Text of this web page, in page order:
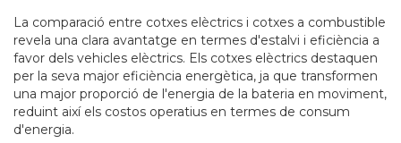
La comparació entre cotxes elèctrics i cotxes a combustible
revela una clara avantatge en termes d'estalvi i eficiència a
favor dels vehicles elèctrics. Els cotxes elèctrics destaquen
per la seva major eficiència energètica, ja que transformen
una major proporció de l'energia de la bateria en moviment,
reduint així els costos operatius en termes de consum
d'energia.